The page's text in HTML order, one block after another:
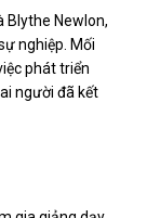
Blythe Newlon,
nghiệp. Mối
phát triển
người đã kết